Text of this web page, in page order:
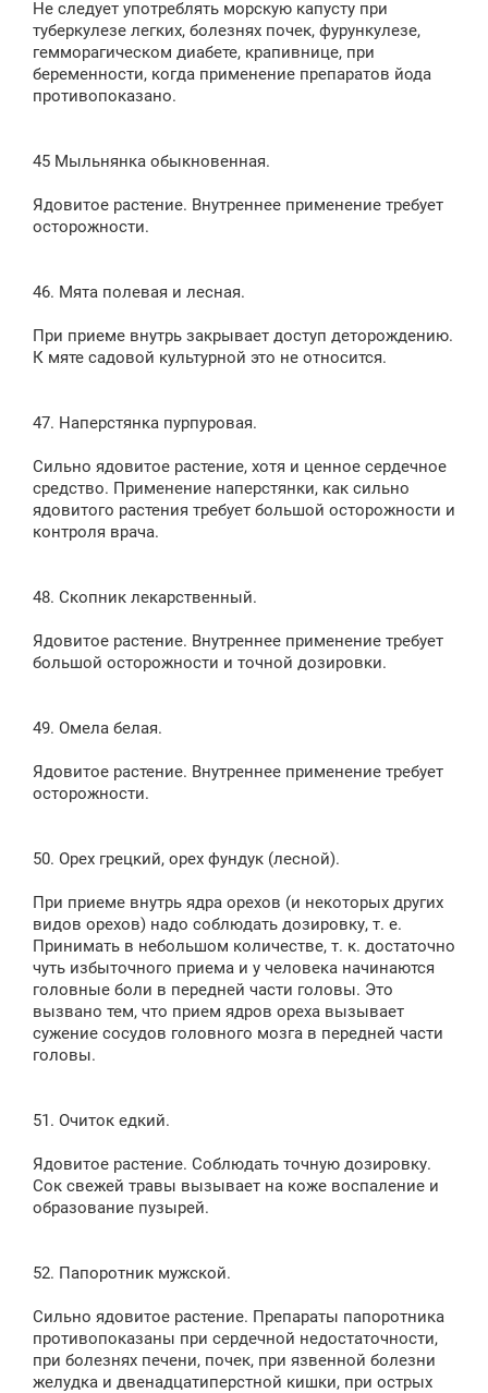
Не следует употреблять морскую капусту при
туберкулезе легких, болезнях почек, фурункулезе,
гемморагическом диабете, крапивнице, при
беременности, когда применение препаратов йода
противопоказано.
45 Мыльнянка обыкновенная.
Ядовитое растение. Внутреннее применение требует
осторожности.
46. Мята полевая и лесная.
При приеме внутрь закрывает доступ деторождению.
К мяте садовой культурной это не относится.
47. Наперстянка пурпуровая.
Сильно ядовитое растение, хотя и ценное сердечное
средство. Применение наперстянки, как сильно
ядовитого растения требует большой осторожности и
контроля врача.
48. Скопник лекарственный.
Ядовитое растение. Внутреннее применение требует
большой осторожности и точной дозировки.
49. Омела белая.
Ядовитое растение. Внутреннее применение требует
осторожности.
50. Орех грецкий, орех фундук (лесной).
При приеме внутрь ядра орехов (и некоторых других
видов орехов) надо соблюдать дозировку, т. е.
Принимать в небольшом количестве, т. к. достаточно
чуть избыточного приема и у человека начинаются
головные боли в передней части головы. Это
вызвано тем, что прием ядров ореха вызывает
сужение сосудов головного мозга в передней части
головы.
51. Очиток едкий.
Ядовитое растение. Соблюдать точную дозировку.
Сок свежей травы вызывает на коже воспаление и
образование пузырей.
52. Папоротник мужской.
Сильно ядовитое растение. Препараты папоротника
противопоказаны при сердечной недостаточности,
при болезнях печени, почек, при язвенной болезни
желудка и двенадцатиперстной кишки, при острых